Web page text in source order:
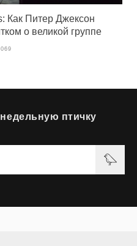
Как Питер Джексон
о великой группе
птичку